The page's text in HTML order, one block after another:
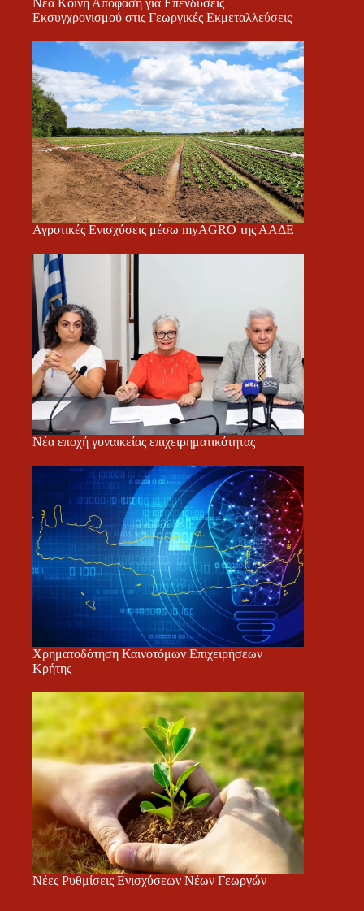
Νέα Κοινή Απόφαση για Επενδύσεις
Εκσυγχρονισμού στις Γεωργικές Εκμεταλλεύσεις
Αγροτικές Ενισχύσεις μέσω myAGRO της ΑΑΔΕ
Νέα εποχή γυναικείας επιχειρηματικότητας
Χρηματοδότηση Καινοτόμων Επιχειρήσεων
Κρήτης
Νέες Ρυθμίσεις Ενισχύσεων Νέων Γεωργών